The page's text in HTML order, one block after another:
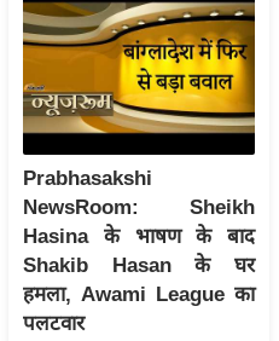
Prabhasakshi
NewsRoom: Sheikh
Hasina के भाषण के बाद
Shakib Hasan के घर
हमला, Awami League का
पलटवार